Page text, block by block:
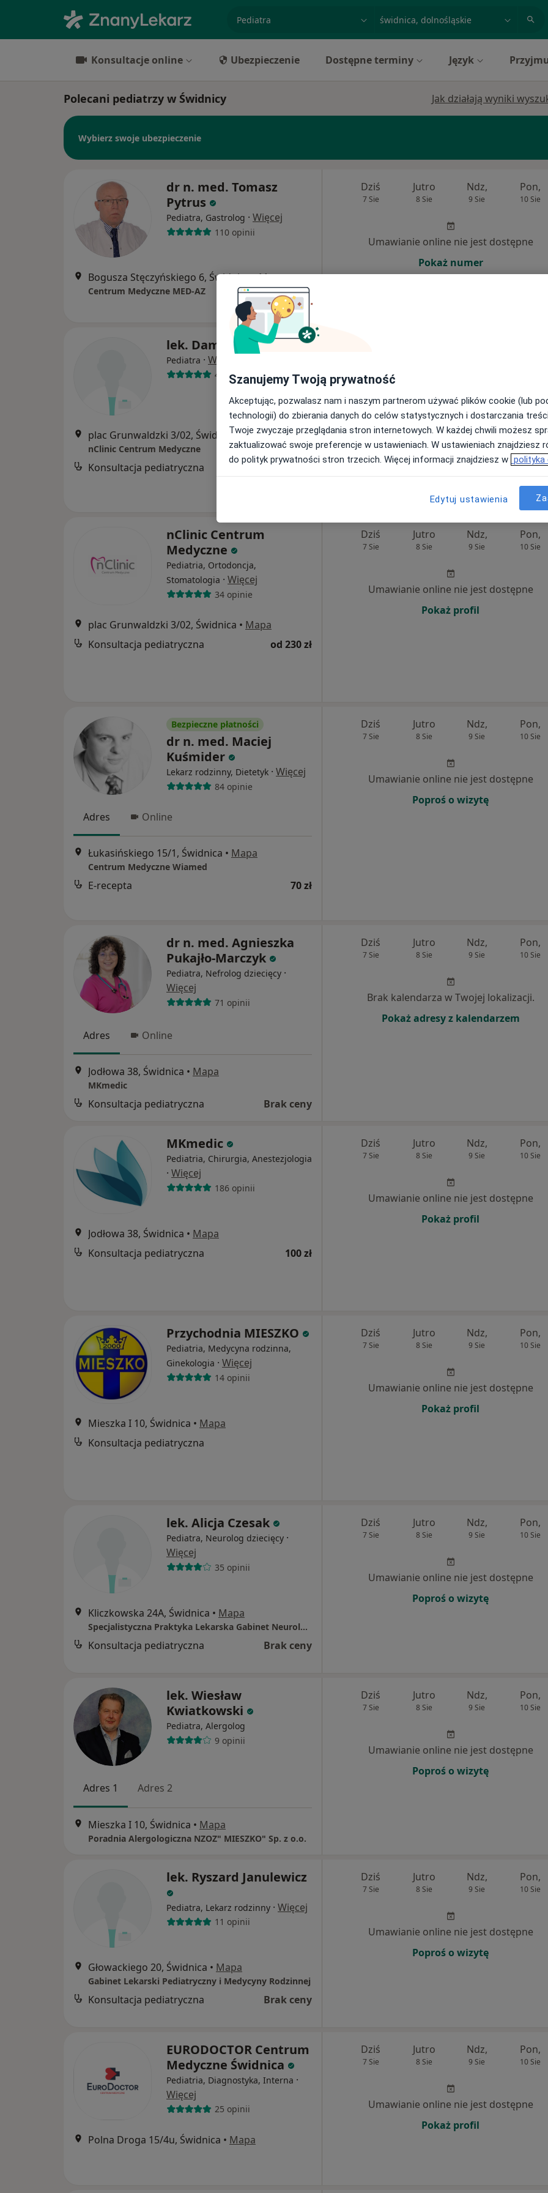
specjalizacja, badanie lub nazwiskomiasto lub dzielnica
Konsultacje online Ubezpieczenie Dostępne terminy Język
Polecani pediatrzy w Świdnicy Jak działają wyniki
Wybierz swoje ubezpieczenie
dr n. med. Tomasz
Pytrus
Pediatra, Gastrolog · Więcej
110 opinii
Bogusza Stęczyńskiego 6, Świdnica•Mapa
Centrum Medyczne MED-AZ
Dziś
7 Sie
Jutro
8 Sie
Ndz,
9 Sie
Pon,
10 Sie
Umawianie online nie jest dostępne
Pokaż numer
lek. Damian Struck
Pediatra · Więcej
4 opinie
plac Grunwaldzki 3/02, Świdnica•Mapa
nClinic Centrum Medyczne
Konsultacja pediatryczna od 230 zł
Umawianie online nie jest dostępne
Poproś o wizytę
nClinic Centrum
Medyczne
Pediatria, Ortodoncja,
Stomatologia · Więcej
34 opinie
plac Grunwaldzki 3/02, Świdnica • Mapa
Konsultacja pediatryczna
od 230 zł
Dziś
7 Sie
Jutro
8 Sie
Ndz,
9 Sie
Pon,
10 Sie
Umawianie online nie jest dostępne
Pokaż profil
Bezpieczne płatności
dr n. med. Maciej
Kuśmider
Lekarz rodzinny, Dietetyk · Więcej
84 opinie
Adres Online
Łukasińskiego 15/1, Świdnica • Mapa
Centrum Medyczne Wiamed
E-recepta 70 zł
Dziś
7 Sie
Jutro
8 Sie
Ndz,
9 Sie
Pon,
10 Sie
Umawianie online nie jest dostępne
Poproś o wizytę
dr n. med. Agnieszka
Pukajło-Marczyk
Pediatra, Nefrolog dziecięcy ·
Więcej
71 opinii
Adres Online
Jodłowa 38, Świdnica • Mapa
MKmedic
Konsultacja pediatryczna Brak ceny
Dziś
7 Sie
Jutro
8 Sie
Ndz,
9 Sie
Pon,
10 Sie
Brak kalendarza w Twojej lokalizacji.
Pokaż adresy z kalendarzem
MKmedic
Pediatria, Chirurgia, Anestezjologia
· Więcej
186 opinii
Jodłowa 38, Świdnica • Mapa
Konsultacja pediatryczna
100 zł
Dziś
7 Sie
Jutro
8 Sie
Ndz,
9 Sie
Pon,
10 Sie
Umawianie online nie jest dostępne
Pokaż profil
Przychodnia MIESZKO
Pediatria, Medycyna rodzinna,
Ginekologia · Więcej
14 opinii
Mieszka I 10, Świdnica • Mapa
Konsultacja pediatryczna
Dziś
7 Sie
Jutro
8 Sie
Ndz,
9 Sie
Pon,
10 Sie
Umawianie online nie jest dostępne
Pokaż profil
lek. Alicja Czesak
Pediatra, Neurolog dziecięcy ·
Więcej
35 opinii
Kliczkowska 24A, Świdnica • Mapa
Specjalistyczna Praktyka Lekarska Gabinet Neurologiczny i Pediatryczny dla dzieci
Konsultacja pediatryczna Brak ceny
Dziś
7 Sie
Jutro
8 Sie
Ndz,
9 Sie
Pon,
10 Sie
Umawianie online nie jest dostępne
Poproś o wizytę
lek. Wiesław
Kwiatkowski
Pediatra, Alergolog
9 opinii
Adres 1 Adres 2
Mieszka I 10, Świdnica • Mapa
Poradnia Alergologiczna NZOZ" MIESZKO" Sp. z o.o.
Dziś
7 Sie
Jutro
8 Sie
Ndz,
9 Sie
Pon,
10 Sie
Umawianie online nie jest dostępne
Poproś o wizytę
lek. Ryszard Janulewicz
Pediatra, Lekarz rodzinny · Więcej
11 opinii
Głowackiego 20, Świdnica • Mapa
Gabinet Lekarski Pediatryczny i Medycyny Rodzinnej
Konsultacja pediatryczna Brak ceny
Dziś
7 Sie
Jutro
8 Sie
Ndz,
9 Sie
Pon,
10 Sie
Umawianie online nie jest dostępne
Poproś o wizytę
EURODOCTOR Centrum
Medyczne Świdnica
Pediatria, Diagnostyka, Interna ·
Więcej
25 opinii
Polna Droga 15/4u, Świdnica • Mapa
Dziś
7 Sie
Jutro
8 Sie
Ndz,
9 Sie
Pon,
10 Sie
Umawianie online nie jest dostępne
Pokaż profil
Szanujemy Twoją prywatność
Akceptując, pozwalasz nam i naszym partnerom używać plików cookie (lub
technologii) do zbierania danych do celów statystycznych i dostarczania
Twoje zwyczaje przeglądania stron internetowych. W każdej chwili możesz
zaktualizować swoje preferencje w ustawieniach. W ustawieniach znajdziesz
do polityk prywatności stron trzecich. Więcej informacji znajdziesz w polityka
Edytuj ustawienia